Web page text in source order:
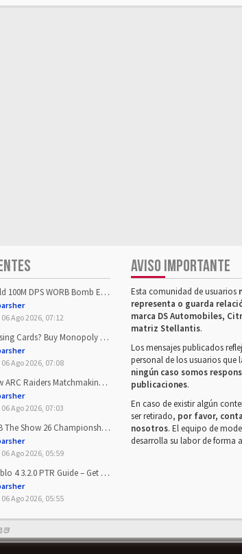
DPS WORB Bomb Elementalist Fast - Grab POE Curren...
Ago 2026, 07:12
Buy Monopoly Go Happy Harvest with Looney Tun...
Ago 2026, 07:08
Raiders Matchmaking Update: Stop Failed - Grab Bluep...
Ago 2026, 07:03
Show 26 Championship Series Update! Get Cheap & ...
Ago 2026, 05:59
3.2.0 PTR Guide – Get 8% Off Items Quickly to Test ...
Ago 2026, 05:55
AVISO IMPORTANTE
Esta comunidad de usuarios
representa o guarda
marca DS Automobiles,
matriz Stellantis.
Los mensajes publicados
personal de los usuarios que
ningún caso somos
publicaciones.
En caso de existir algún
ser retirado, por favor,
nosotros. El equipo de
desarrolla su labor de forma